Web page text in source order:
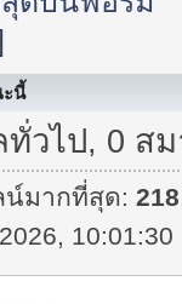
นี้
วไป, 0 ส
น์มากที่สุด:218
10:01:30